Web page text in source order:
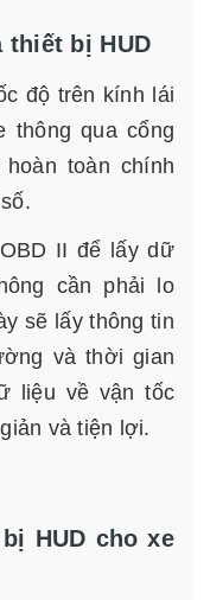
thiết bị HUD
độ trên kính lái
thông qua cổng
toàn chính
II để lấy dữ
cần phải lo
sẽ lấy thông tin
và thời gian
liệu về vận tốc
và tiện lợi.
HUD cho xe